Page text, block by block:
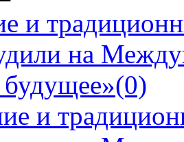
и
на
будущее»(0)